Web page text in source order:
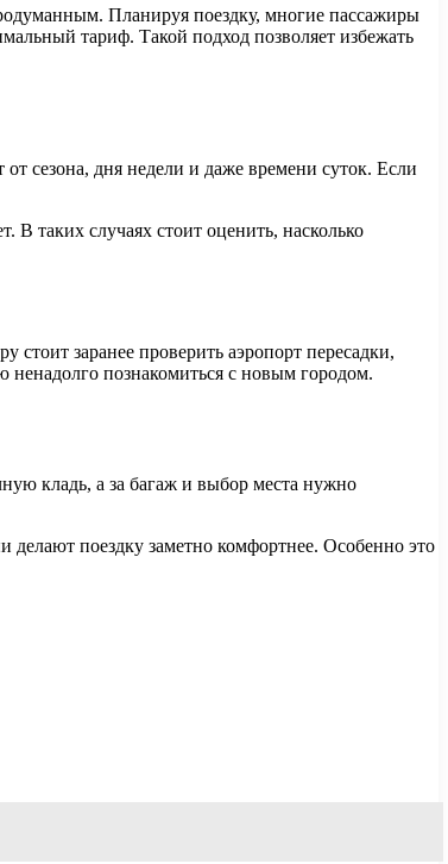
Планируя поездку, многие пассажиры
тариф. Такой подход позволяет избежать
сезона, дня недели и даже времени суток. Если
таких случаях стоит оценить, насколько
заранее проверить аэропорт пересадки,
ненадолго познакомиться с новым городом.
кладь, а за багаж и выбор места нужно
поездку заметно комфортнее. Особенно это